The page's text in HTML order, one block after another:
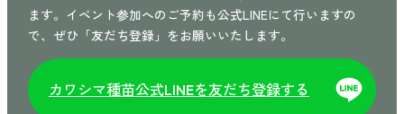
ます。イベント参加へのご予約も公式LINEにて行いますの
で、ぜひ「友だち登録」をお願いいたします。
カワシマ種苗公式LINEを友だち登録する